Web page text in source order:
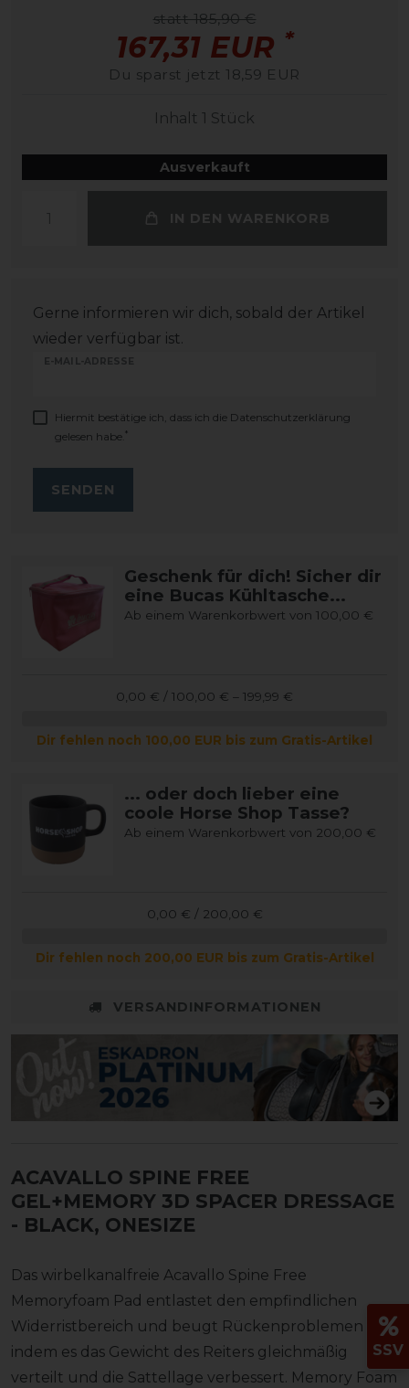
statt 185,90 €
167,31 EUR *
Du sparst jetzt 18,59 EUR
Inhalt 1 Stück
Ausverkauft
IN DEN WARENKORB
Gerne informieren wir dich, sobald der Artikel
wieder verfügbar ist.
E-MAIL-ADRESSE
Hiermit bestätige ich, dass ich die Daten­schutz­erklärung
gelesen habe. *
SENDEN
Geschenk für dich! Sicher dir
eine Bucas Kühltasche...
Ab einem Warenkorbwert von 100,00 €
0,00 € / 100,00 € – 199,99 €
Dir fehlen noch 100,00 EUR bis zum Gratis-Artikel
... oder doch lieber eine
coole Horse Shop Tasse?
Ab einem Warenkorbwert von 200,00 €
0,00 € / 200,00 €
Dir fehlen noch 200,00 EUR bis zum Gratis-Artikel
VERSANDINFORMATIONEN
ACAVALLO SPINE FREE
GEL+MEMORY 3D SPACER DRESSAGE
- BLACK, ONESIZE
Das wirbelkanalfreie Acavallo Spine Free
Memoryfoam Pad entlastet den empfindlichen
Widerristbereich und beugt Rückenproblemen vor,
indem es das Gewicht des Reiters gleichmäßig
verteilt und die Sattellage verbessert. Memory Foam
SSV